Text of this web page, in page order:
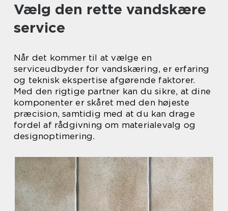
Vælg den rette vandskære
service
Når det kommer til at vælge en
serviceudbyder for vandskæring, er erfaring
og teknisk ekspertise afgørende faktorer.
Med den rigtige partner kan du sikre, at dine
komponenter er skåret med den højeste
præcision, samtidig med at du kan drage
fordel af rådgivning om materialevalg og
designoptimering.